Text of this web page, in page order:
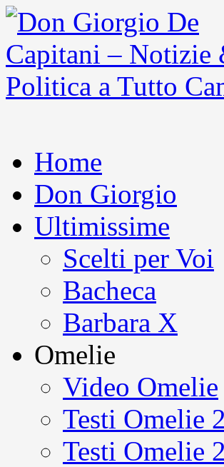
Home
Don Giorgio
Ultimissime
Scelti per Voi
Bacheca
Barbara X
Omelie
Video Omelie
Testi Omelie
Testi Omelie